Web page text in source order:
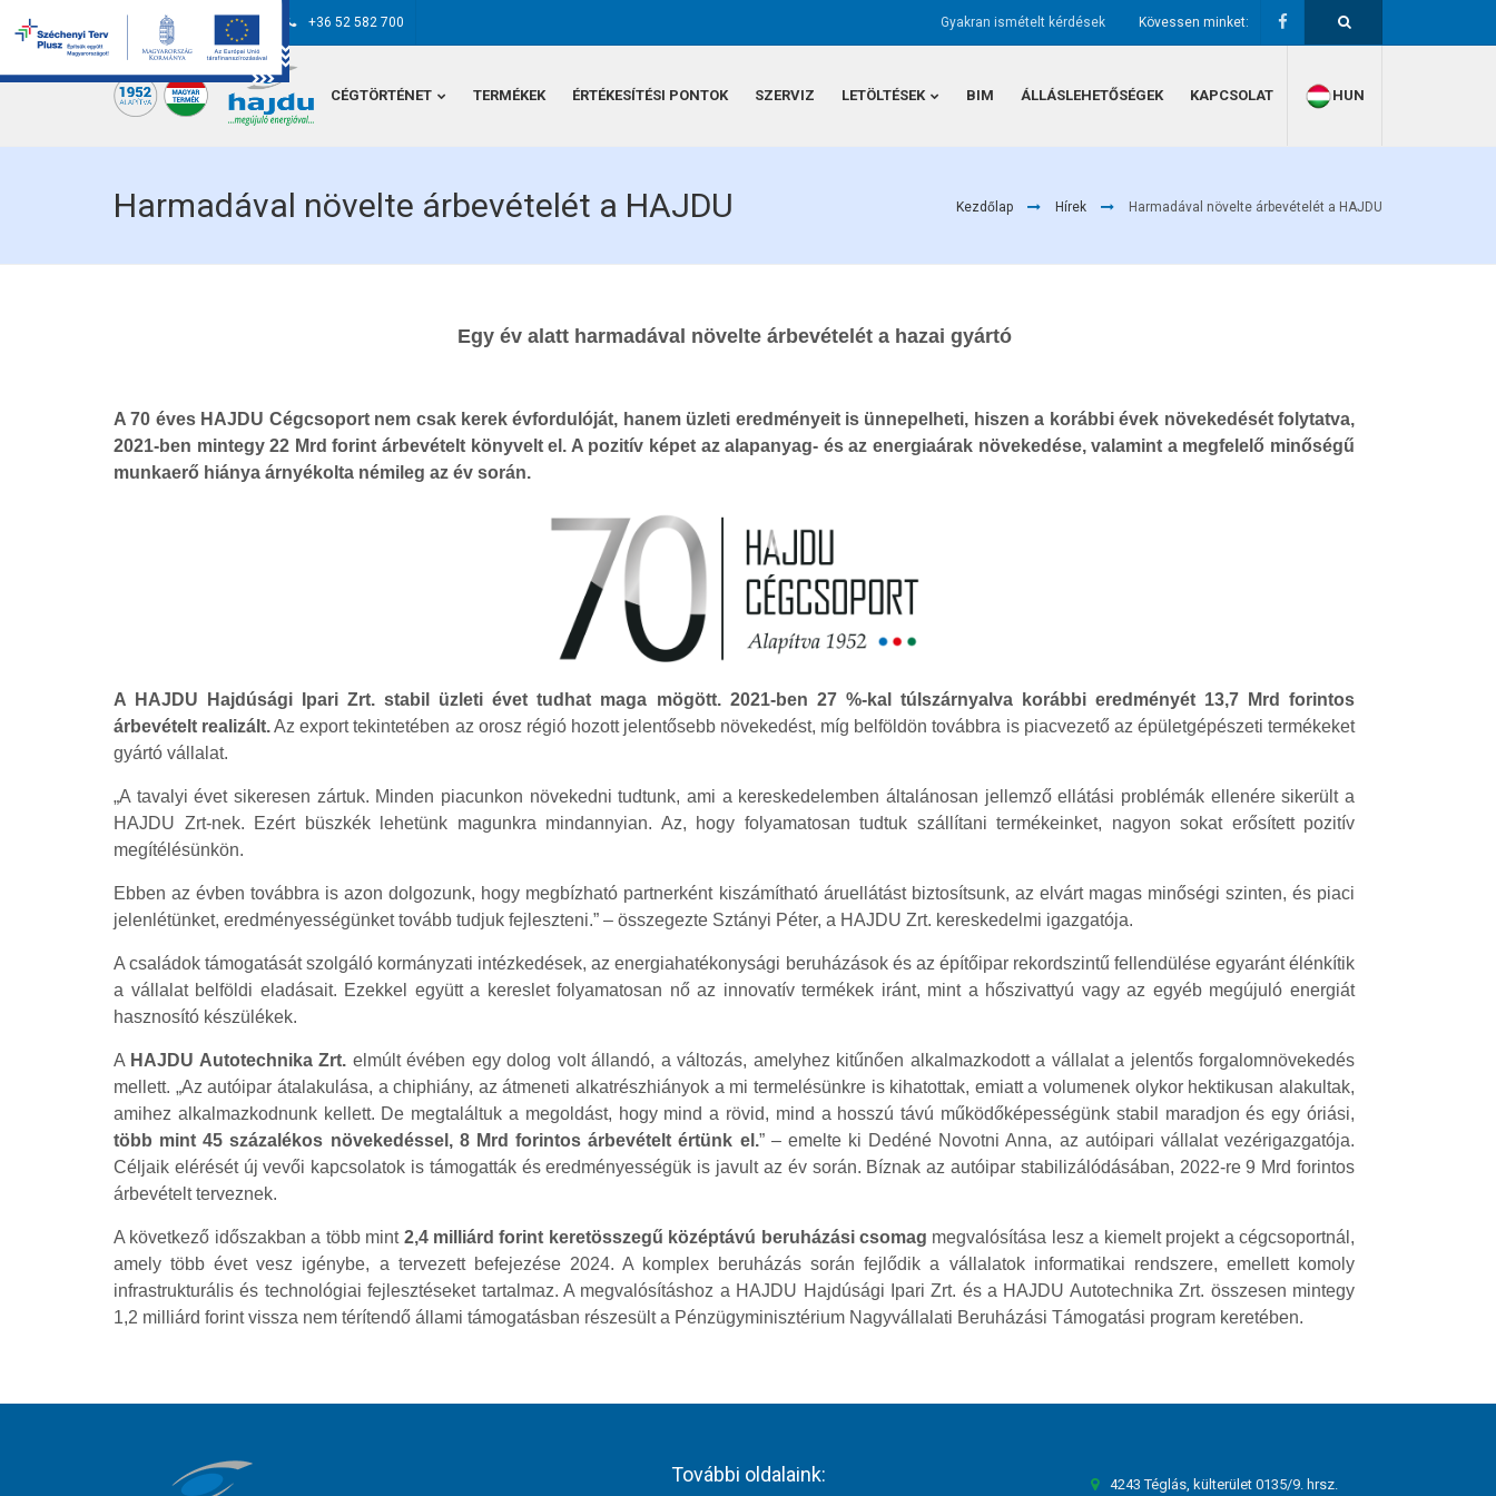
hajdu@hajdurt.hu +36 52 582 700 Kövessen minket:
Gyakran ismételt kérdések
CÉGTÖRTÉNET TERMÉKEK ÉRTÉKESÍTÉSI PONTOK SZERVIZ LETÖLTÉSEK BIM ÁLLÁSLEHETŐSÉGEK KAPCSOLAT HUN
Harmadával növelte árbevételét a HAJDU Kezdőlap Hírek Harmadával növelte árbevételét a HAJDU
Egy év alatt harmadával növelte árbevételét a hazai gyártó
A 70 éves HAJDU Cégcsoport nem csak kerek évfordulóját, hanem üzleti eredményeit is ünnepelheti, hiszen a korábbi évek növekedését folytatva,
2021-ben mintegy 22 Mrd forint árbevételt könyvelt el. A pozitív képet az alapanyag- és az energiaárak növekedése, valamint a megfelelő minőségű
munkaerő hiánya árnyékolta némileg az év során.
A HAJDU Hajdúsági Ipari Zrt. stabil üzleti évet tudhat maga mögött. 2021-ben 27 %-kal túlszárnyalva korábbi eredményét 13,7 Mrd forintos
árbevételt realizált.Az export tekintetében az orosz régió hozott jelentősebb növekedést, míg belföldön továbbra is piacvezető az épületgépészeti termékeket
gyártó vállalat.
„A tavalyi évet sikeresen zártuk. Minden piacunkon növekedni tudtunk, ami a kereskedelemben általánosan jellemző ellátási problémák ellenére sikerült a
HAJDU Zrt-nek. Ezért büszkék lehetünk magunkra mindannyian. Az, hogy folyamatosan tudtuk szállítani termékeinket, nagyon sokat erősített pozitív
megítélésünkön.
Ebben az évben továbbra is azon dolgozunk, hogy megbízható partnerként kiszámítható áruellátást biztosítsunk, az elvárt magas minőségi szinten, és piaci
jelenlétünket, eredményességünket tovább tudjuk fejleszteni.” – összegezte Sztányi Péter, a HAJDU Zrt. kereskedelmi igazgatója.
A családok támogatását szolgáló kormányzati intézkedések, az energiahatékonysági beruházások és az építőipar rekordszintű fellendülése egyaránt élénkítik
a vállalat belföldi eladásait. Ezekkel együtt a kereslet folyamatosan nő az innovatív termékek iránt, mint a hőszivattyú vagy az egyéb megújuló energiát
hasznosító készülékek.
A HAJDU Autotechnika Zrt. elmúlt évében egy dolog volt állandó, a változás, amelyhez kitűnően alkalmazkodott a vállalat a jelentős forgalomnövekedés
mellett. „Az autóipar átalakulása, a chiphiány, az átmeneti alkatrészhiányok a mi termelésünkre is kihatottak, emiatt a volumenek olykor hektikusan alakultak,
amihez alkalmazkodnunk kellett. De megtaláltuk a megoldást, hogy mind a rövid, mind a hosszú távú működőképességünk stabil maradjon és egy óriási,
több mint 45 százalékos növekedéssel, 8 Mrd forintos árbevételt értünk el.” – emelte ki Dedéné Novotni Anna, az autóipari vállalat vezérigazgatója.
Céljaik elérését új vevői kapcsolatok is támogatták és eredményességük is javult az év során. Bíznak az autóipar stabilizálódásában, 2022-re 9 Mrd forintos
árbevételt terveznek.
A következő időszakban a több mint 2,4 milliárd forint keretösszegű középtávú beruházási csomag megvalósítása lesz a kiemelt projekt a cégcsoportnál,
amely több évet vesz igénybe, a tervezett befejezése 2024. A komplex beruházás során fejlődik a vállalatok informatikai rendszere, emellett komoly
infrastrukturális és technológiai fejlesztéseket tartalmaz. A megvalósításhoz a HAJDU Hajdúsági Ipari Zrt. és a HAJDU Autotechnika Zrt. összesen mintegy
1,2 milliárd forint vissza nem térítendő állami támogatásban részesült a Pénzügyminisztérium Nagyvállalati Beruházási Támogatási program keretében.
További oldalaink: 4243 Téglás, külterület 0135/9. hrsz.